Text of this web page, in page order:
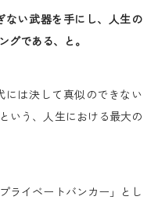
ない武器を手にし、人生の
グである、と。
には決して真似のできない
いう、人生における最大の
ライベートバンカー」とし